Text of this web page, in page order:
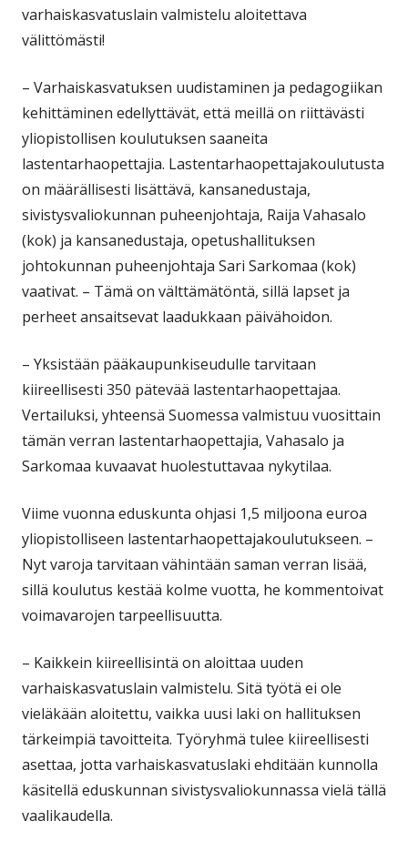
varhaiskasvatuslain valmistelu aloitettava
välittömästi!
– Varhaiskasvatuksen uudistaminen ja pedagogiikan
kehittäminen edellyttävät, että meillä on riittävästi
yliopistollisen koulutuksen saaneita
lastentarhaopettajia. Lastentarhaopettajakoulutusta
on määrällisesti lisättävä, kansanedustaja,
sivistysvaliokunnan puheenjohtaja, Raija Vahasalo
(kok) ja kansanedustaja, opetushallituksen
johtokunnan puheenjohtaja Sari Sarkomaa (kok)
vaativat. – Tämä on välttämätöntä, sillä lapset ja
perheet ansaitsevat laadukkaan päivähoidon.
– Yksistään pääkaupunkiseudulle tarvitaan
kiireellisesti 350 pätevää lastentarhaopettajaa.
Vertailuksi, yhteensä Suomessa valmistuu vuosittain
tämän verran lastentarhaopettajia, Vahasalo ja
Sarkomaa kuvaavat huolestuttavaa nykytilaa.
Viime vuonna eduskunta ohjasi 1,5 miljoona euroa
yliopistolliseen lastentarhaopettajakoulutukseen. –
Nyt varoja tarvitaan vähintään saman verran lisää,
sillä koulutus kestää kolme vuotta, he kommentoivat
voimavarojen tarpeellisuutta.
– Kaikkein kiireellisintä on aloittaa uuden
varhaiskasvatuslain valmistelu. Sitä työtä ei ole
vieläkään aloitettu, vaikka uusi laki on hallituksen
tärkeimpiä tavoitteita. Työryhmä tulee kiireellisesti
asettaa, jotta varhaiskasvatuslaki ehditään kunnolla
käsitellä eduskunnan sivistysvaliokunnassa vielä tällä
vaalikaudella.